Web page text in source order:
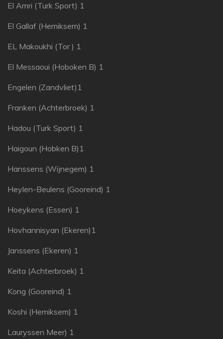
El Amri (Turk Sport) 1
El Gallaf (Hemiksem) 1
EL Makoukhi (Tor ) 1
El Messaoui (Hoboken B) 1
Engelen (Zandvliet)1
Franken (Achterbroek) 1
Hadou (Turk Sport) 1
Haigoun (Hobken B)1
Hanssens (Wijnegem) 1
Heylen-Beulens (Gooreind) 1
Hoeykens (Essen) 1
Hovhannisyan (Ekeren)1
Janssens (Ekeren) 1
Keita (Achterbroek) 1
Kong (Gooreind) 1
Koshi (Hemiksem) 1
Lauryssen Meer) 1